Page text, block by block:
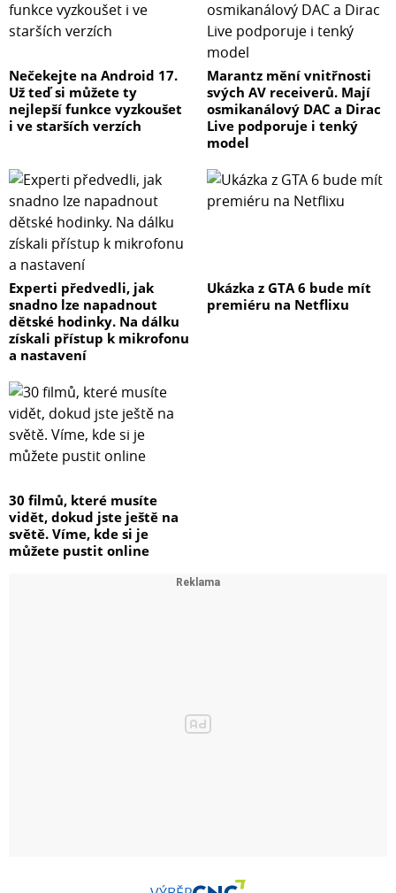
Nečekejte na Android 17.
Už teď si můžete ty
nejlepší funkce vyzkoušet
i ve starších verzích
Marantz mění vnitřnosti
svých AV receiverů. Mají
osmikanálový DAC a Dirac
Live podporuje i tenký
model
Experti předvedli, jak
snadno lze napadnout
dětské hodinky. Na dálku
získali přístup k mikrofonu
a nastavení
Ukázka z GTA 6 bude mít
premiéru na Netflixu
30 filmů, které musíte
vidět, dokud jste ještě na
světě. Víme, kde si je
můžete pustit online